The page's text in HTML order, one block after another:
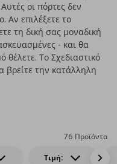
οι πόρτες δεν
Αν επιλέξετε το
τη δική σας μοναδική
- και θα
θέλετε. Το Σχεδιαστικό
βρείτε την κατάλληλη
Τιμή:
76 Προϊόντα